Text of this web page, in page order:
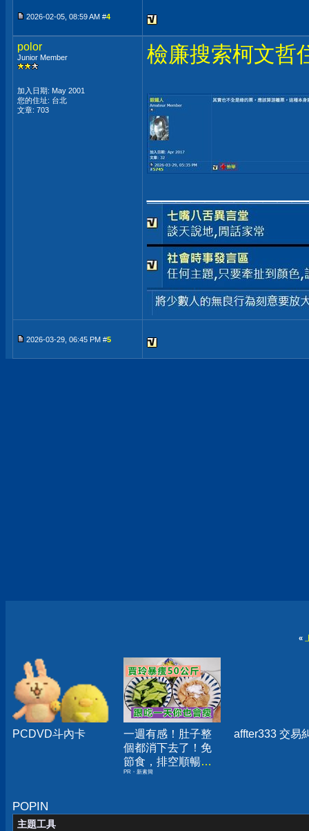
2026-02-05, 08:59 AM #4
polor
Junior Member
加入日期: May 2001
您的住址: 台北
文章: 703
檢廉搜索柯文哲
2026-03-29, 06:45 PM #5
«
PCDVD斗內卡
一週有感！肚子整
個都消下去了！免
節食，排空順暢就
夠
PR・新素簡
affter333 交易
POPIN
主題工具